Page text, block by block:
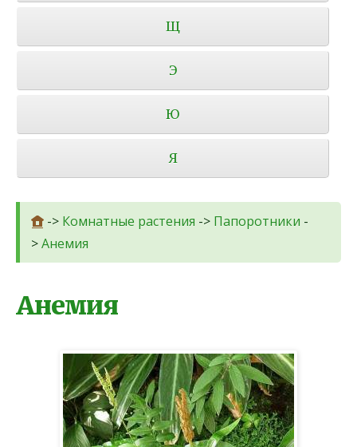
Щ
Э
Ю
Я
-> Комнатные растения -> Папоротники -
>Анемия
Анемия